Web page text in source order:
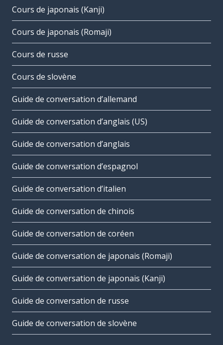
Cours de japonais (Kanji)
Cours de japonais (Romaji)
Cours de russe
Cours de slovène
Guide de conversation d’allemand
Guide de conversation d’anglais (US)
Guide de conversation d’anglais
Guide de conversation d’espagnol
Guide de conversation d’italien
Guide de conversation de chinois
Guide de conversation de coréen
Guide de conversation de japonais (Romaji)
Guide de conversation de japonais (Kanji)
Guide de conversation de russe
Guide de conversation de slovène